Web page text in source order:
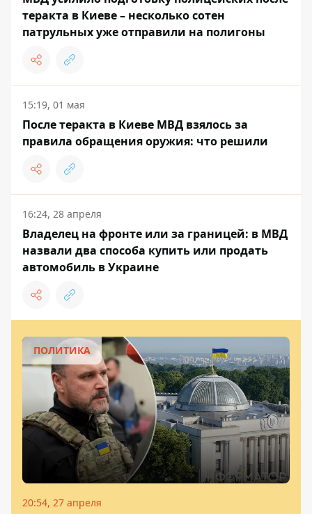
теракта в Киеве – несколько сотен
патрульных уже отправили на полигоны
15:19, 01 мая
После теракта в Киеве МВД взялось за
правила обращения оружия: что решили
16:24, 28 апреля
Владелец на фронте или за границей: в МВД
назвали два способа купить или продать
автомобиль в Украине
ПОЛИТИКА
20:54, 27 апреля